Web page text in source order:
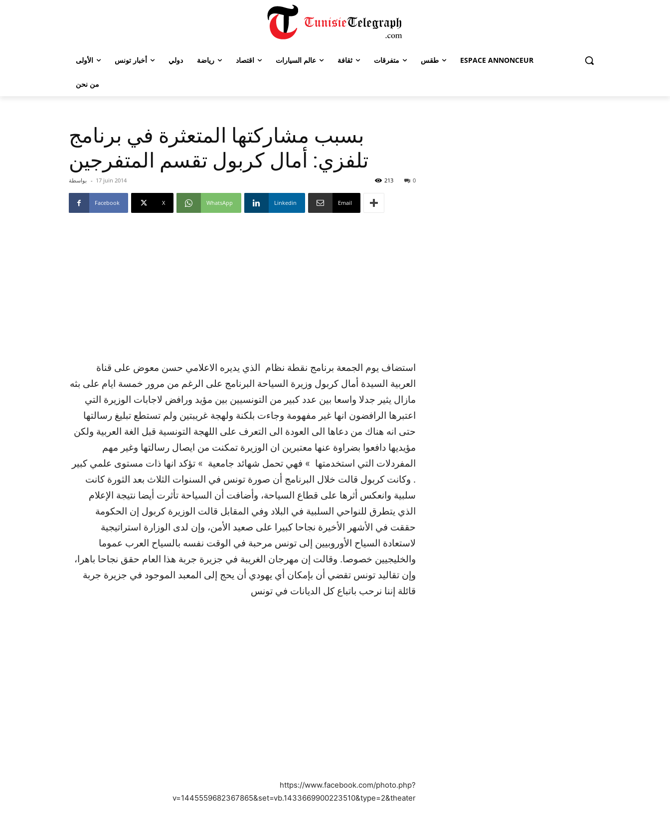
الأولى أخبار تونس دولي رياضة اقتصاد عالم السيارات ثقافة متفرقات طقس ESPACE ANNONCEUR
من نحن
بسبب مشاركتها المتعثرة في برنامج
تلفزي: أمال كربول تقسم المتفرجين
بواسطة - 17 juin 2014 0
213
Facebook X WhatsApp Linkedin Email
استضاف يوم الجمعة برنامج نقطة نظام الذي يديره الاعلامي حسن معوض على قناة
العربية السيدة أمال كربول وزيرة السياحة البرنامج على الرغم من مرور خمسة ايام على بثه
مازال يثير جدلا واسعا بين عدد كبير من التونسيين بين مؤيد ورافض لاجابات الوزيرة التي
اعتبرها الرافضون انها غير مفهومة وجاءت بلكنة ولهجة غريبتين ولم تستطع تبليغ رسالتها
حتى انه هناك من دعاها الى العودة الى التعرف على اللهجة التونسية قبل الغة العربية ولكن
مؤيديها دافعوا بضراوة عنها معتبرين ان الوزيرة تمكنت من ايصال رسالتها وغير مهم
المفردلات التي استخدمتها » فهي تحمل شهائد جامعية » تؤكد انها ذات مستوى علمي كبير
. وكانت كربول قالت خلال البرنامج أن صورة تونس في السنوات الثلاث بعد الثورة كانت
سلبية وانعكس أثرها على قطاع السياحة، وأضافت أن السياحة تأثرت أيضا نتيجة الإعلام
الذي يتطرق للنواحي السلبية في البلاد وفي المقابل قالت الوزيرة كربول إن الحكومة
حققت في الأشهر الأخيرة نجاحا كبيرا على صعيد الأمن، وإن لدى الوزارة استراتيجية
لاستعادة السياح الأوروبيين إلى تونس مرحبة في الوقت نفسه بالسياح العرب عموما
والخليجيين خصوصا. وقالت إن مهرجان الغريبة في جزيرة جربة هذا العام حقق نجاحا باهرا،
وإن تقاليد تونس تقضي أن بإمكان أي يهودي أن يحج إلى المعبد الموجود في جزيرة جربة
قائلة إننا نرحب باتباع كل الديانات في تونس
https://www.facebook.com/photo.php?
v=1445559682367865&set=vb.1433669900223510&type=2&theater